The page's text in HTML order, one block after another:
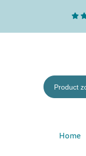
Home